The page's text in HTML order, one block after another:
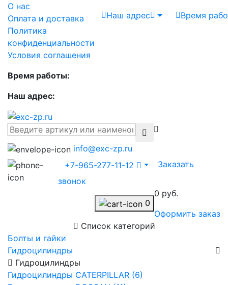
О нас
Оплата и доставка
Политика
конфиденциальности
Условия соглашения
Время работы:
Наш адрес:
Наш адрес Время
info@exc-zp.ru
+7-965-277-11-12
Заказать
звонок
0
0 руб.
Оформить заказ
Список категорий
Болты и гайки
Гидроцилиндры
Гидроцилиндры
Гидроцилиндры CATERPILLAR (6)